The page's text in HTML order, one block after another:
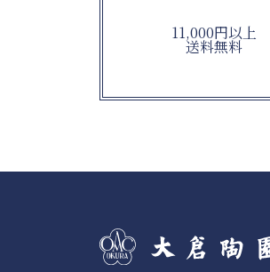
11,000円以上
送料無料